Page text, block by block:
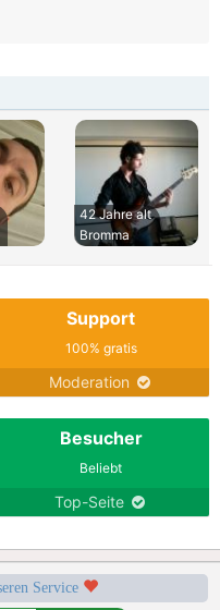
42 Jahre alt
Bromma
Support
100% gratis
Moderation
Besucher
Beliebt
Top-Seite
Service